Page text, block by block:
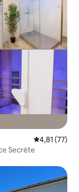
Évaluation
4,81 (77)
Secrète